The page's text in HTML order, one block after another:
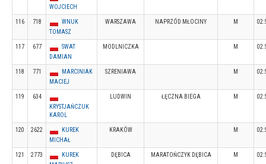
WOJCIECH
116 718
WNUK
TOMASZ
WARSZAWA NAPRZÓD MŁOCINY M
117 677
SWAT
DAMIAN
MODLNICZKA M
118 771
MARCINIAK
MACIEJ
SZRENIAWA M
119
634
KRYSTJAŃCZUK
KAROL
LUDWIN ŁĘCZNA BIEGA M
120 2622
KUREK
MICHAŁ
KRAKÓW M
121 2773
KUREK
DĘBICA MARATOŃCZYK DĘBICA M